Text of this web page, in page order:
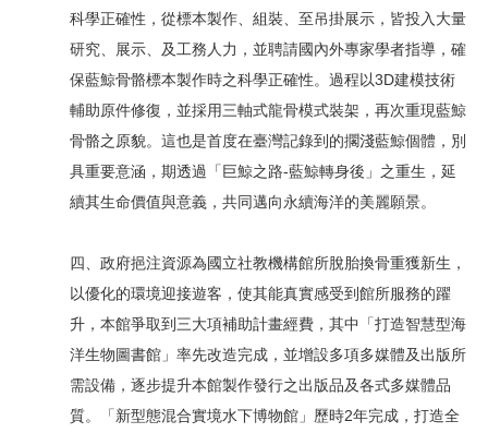
科學正確性，從標本製作、組裝、至吊掛展示，皆投入大量
研究、展示、及工務人力，並聘請國內外專家學者指導，確
保藍鯨骨骼標本製作時之科學正確性。過程以3D建模技術
輔助原件修復，並採用三軸式龍骨模式裝架，再次重現藍鯨
骨骼之原貌。這也是首度在臺灣記錄到的擱淺藍鯨個體，別
具重要意涵，期透過「巨鯨之路-藍鯨轉身後」之重生，延
續其生命價值與意義，共同邁向永續海洋的美麗願景。
四、政府挹注資源為國立社教機構館所脫胎換骨重獲新生，
以優化的環境迎接遊客，使其能真實感受到館所服務的躍
升，本館爭取到三大項補助計畫經費，其中「打造智慧型海
洋生物圖書館」率先改造完成，並增設多項多媒體及出版所
需設備，逐步提升本館製作發行之出版品及各式多媒體品
質。「新型態混合實境水下博物館」歷時2年完成，打造全